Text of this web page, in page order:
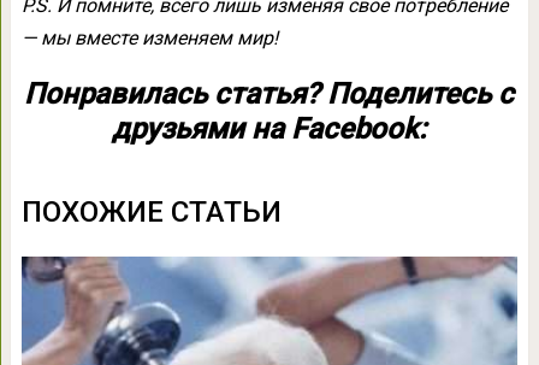
P.S. И помните, всего лишь изменяя свое потребление
— мы вместе изменяем мир!
Понравилась статья? Поделитесь с
друзьями на Facebook:
ПОХОЖИЕ СТАТЬИ